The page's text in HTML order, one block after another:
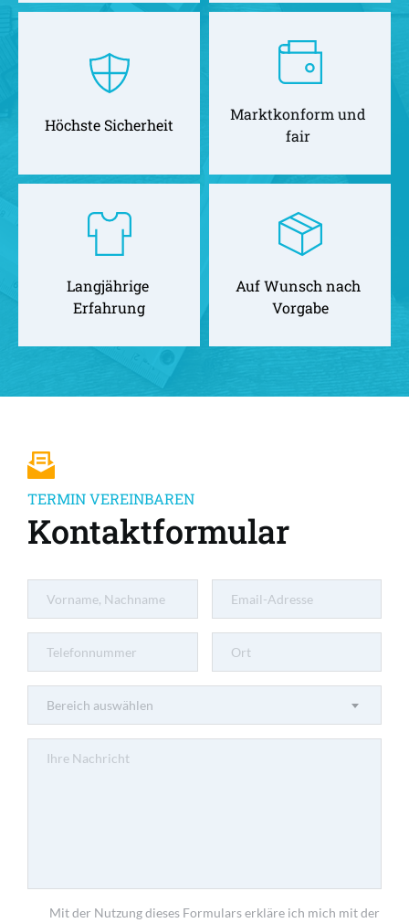
Höchste Sicherheit
Marktkonform und
fair
Langjährige
Erfahrung
Auf Wunsch nach
Vorgabe
TERMIN VEREINBAREN
Kontaktformular
Bereich auswählen
Mit der Nutzung dieses Formulars erkläre ich mich mit der